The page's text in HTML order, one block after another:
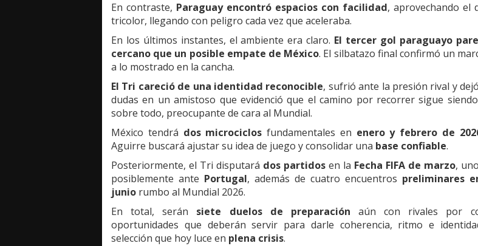
En contraste, Paraguay encontró espacios con facilidad, aprovechando el
tricolor, llegando con peligro cada vez que aceleraba.
En los últimos instantes, el ambiente era claro. El tercer gol paraguayo
cercano que un posible empate de México. El silbatazo final confirmó un
a lo mostrado en la cancha.
El Tri careció de una identidad reconocible, sufrió ante la presión rival y
dudas en un amistoso que evidenció que el camino por recorrer sigue
sobre todo, preocupante de cara al Mundial.
México tendrá dos microciclos fundamentales en enero y febrero de
Aguirre buscará ajustar su idea de juego y consolidar una base confiable.
Posteriormente, el Tri disputará dos partidosen la Fecha FIFA de marzo,
posiblemente ante Portugal, además de cuatro encuentros preliminares
junio rumbo al Mundial 2026.
En total, serán siete duelos de preparación aún con rivales por
oportunidades que deberán servir para darle coherencia, ritmo e
selección que hoy luce en plena crisis.